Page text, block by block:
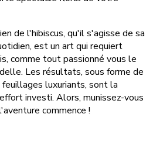
de l'hibiscus, qu'il s'agisse de sa
est un art qui requiert
comme tout passionné vous le
Les résultats, sous forme de
luxuriants, sont la
investi. Alors, munissez-vous
commence !